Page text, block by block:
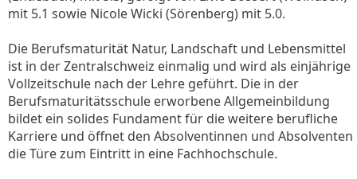
mit 5.1 sowie Nicole Wicki (Sörenberg) mit 5.0.
Die Berufsmaturität Natur, Landschaft und Lebensmittel
ist in der Zentralschweiz einmalig und wird als einjährige
Vollzeitschule nach der Lehre geführt. Die in der
Berufsmaturitätsschule erworbene Allgemeinbildung
bildet ein solides Fundament für die weitere berufliche
Karriere und öffnet den Absolventinnen und Absolventen
die Türe zum Eintritt in eine Fachhochschule.